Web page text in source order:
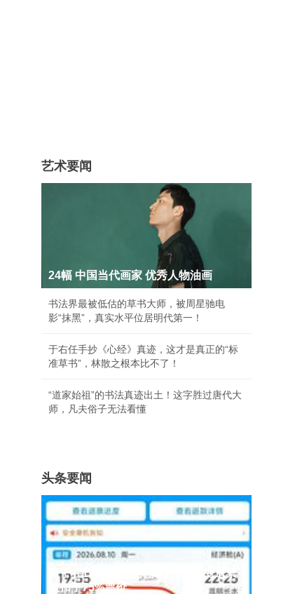
艺术要闻
24幅 中国当代画家 优秀人物油画
书法界最被低估的草书大师，被周星驰电
影“抹黑”，真实水平位居明代第一！
于右任手抄《心经》真迹，这才是真正的“标
准草书”，林散之根本比不了！
“道家始祖”的书法真迹出土！这字胜过唐代大
师，凡夫俗子无法看懂
头条要闻
男子在12306上买机票因行程有变退票
被扣了75%票价